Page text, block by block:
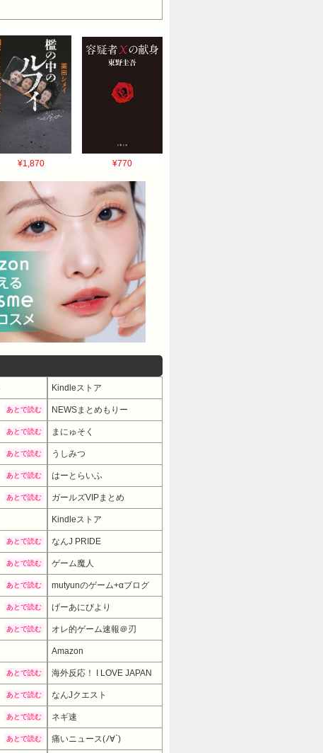
¥1,870 ¥770
Kindleストア
あとで読む NEWSまとめもりー
あとで読む まにゅそく
あとで読む うしみつ
あとで読む はーとらいふ
あとで読む ガールズVIPまとめ
Kindleストア
あとで読む なんJ PRIDE
あとで読む ゲーム魔人
あとで読む mutyunのゲーム+αブログ
あとで読む げーあにびより
あとで読む オレ的ゲーム速報＠刃
Amazon
あとで読む 海外反応！ I LOVE JAPAN
あとで読む なんJクエスト
あとで読む ネギ速
あとで読む 痛いニュース(ﾉ∀`)